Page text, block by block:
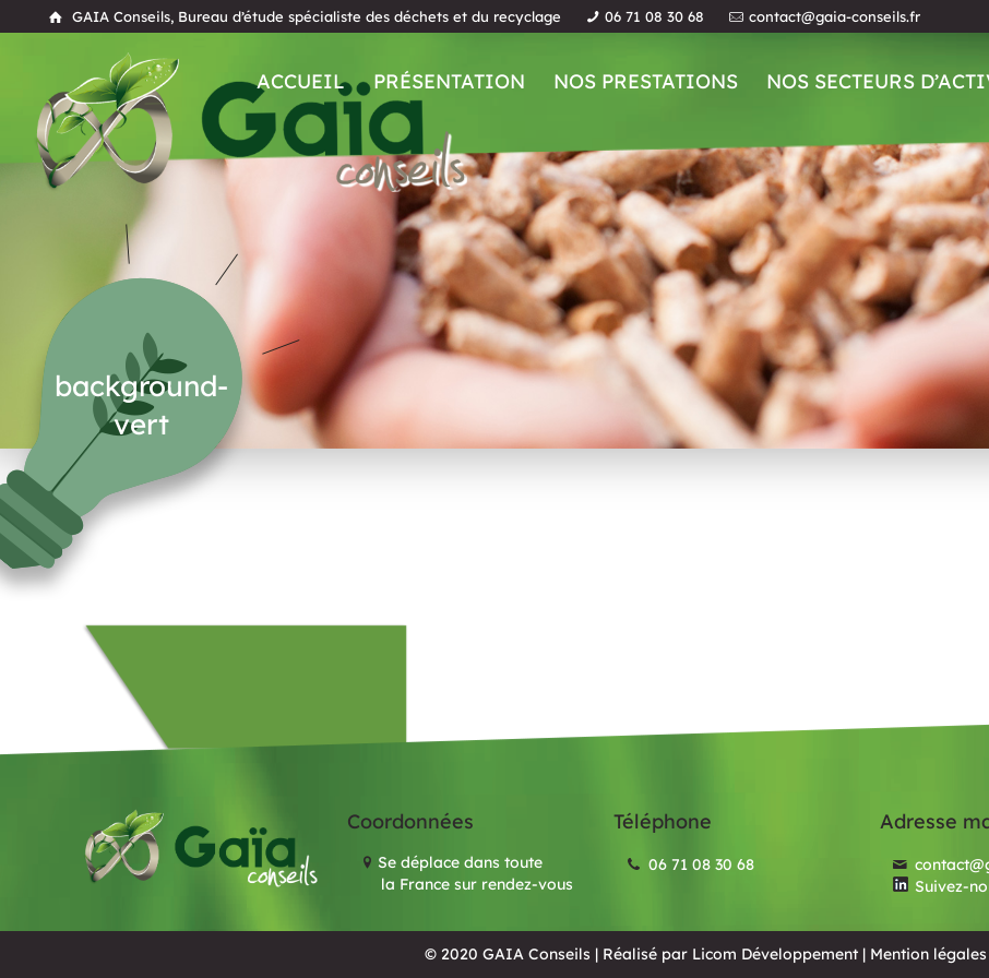
GAIA Conseils, Bureau d’étude spécialiste des déchets et du recyclage 06 71 08 30 68 contact@gaia-conseils.fr
ACCUEIL PRÉSENTATION NOS PRESTATIONS NOS SECTEURS
background-
vert
Coordonnées
Se déplace dans toute
la France sur rendez-vous
Téléphone
06 71 08 30 68
Adresse
Suivez-
© 2020 GAIA Conseils | Réalisé par Licom Développement | Mention légales